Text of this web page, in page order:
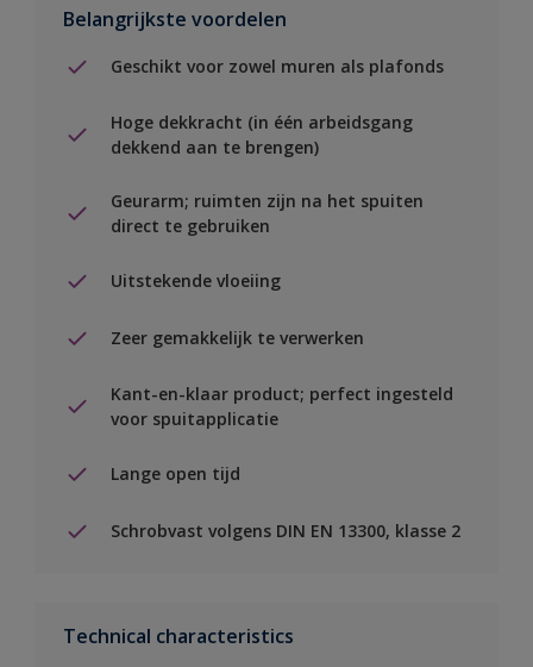
Belangrijkste voordelen
Geschikt voor zowel muren als plafonds
Hoge dekkracht (in één arbeidsgang
dekkend aan te brengen)
Geurarm; ruimten zijn na het spuiten
direct te gebruiken
Uitstekende vloeiing
Zeer gemakkelijk te verwerken
Kant-en-klaar product; perfect ingesteld
voor spuitapplicatie
Lange open tijd
Schrobvast volgens DIN EN 13300, klasse 2
Technical characteristics